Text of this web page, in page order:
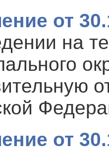
от
на
от